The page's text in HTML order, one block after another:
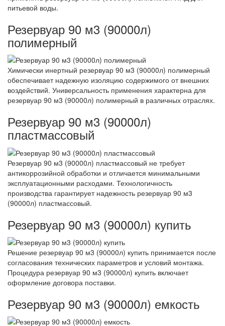
питьевой воды.
Резервуар 90 м3 (90000л)
полимерный
Химически инертный резервуар 90 м3 (90000л) полимерный
обеспечивает надежную изоляцию содержимого от внешних
воздействий. Универсальность применения характерна для
резервуар 90 м3 (90000л) полимерный в различных отраслях.
Резервуар 90 м3 (90000л)
пластмассовый
Резервуар 90 м3 (90000л) пластмассовый не требует
антикоррозийной обработки и отличается минимальными
эксплуатационными расходами. Технологичность
производства гарантирует надежность резервуар 90 м3
(90000л) пластмассовый.
Резервуар 90 м3 (90000л) купить
Решение резервуар 90 м3 (90000л) купить принимается после
согласования технических параметров и условий монтажа.
Процедура резервуар 90 м3 (90000л) купить включает
оформление договора поставки.
Резервуар 90 м3 (90000л) емкость